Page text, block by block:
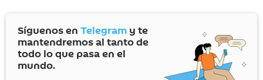
Síguenos en Telegram y te
mantendremos al tanto de
todo lo que pasa en el
mundo.